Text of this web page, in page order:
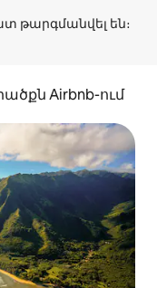
Airbnb-ում